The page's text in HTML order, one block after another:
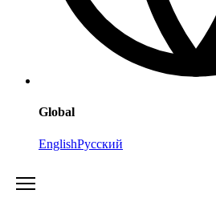
Global
EnglishРусский